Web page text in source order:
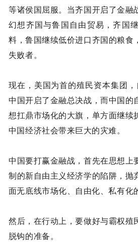
等诸侯国屈服。当齐国开启了金融
幻想齐国与鲁国自由贸易，齐国
料，鲁国继续低价进口齐国的粮食
失败者。
现在，美国为首的殖民资本集团
中国开启了金融总决战，而中国的
想扛鼎市场化的大旗，单方面继续
中国经济社会带来巨大的灾难。
中国要打赢金融战，首先在思想上
制的新自由主义经济学的陷阱，抛
面无底线市场化、自由化、私有化
然后，在行动上，要做好与霸权殖
脱钩的准备。